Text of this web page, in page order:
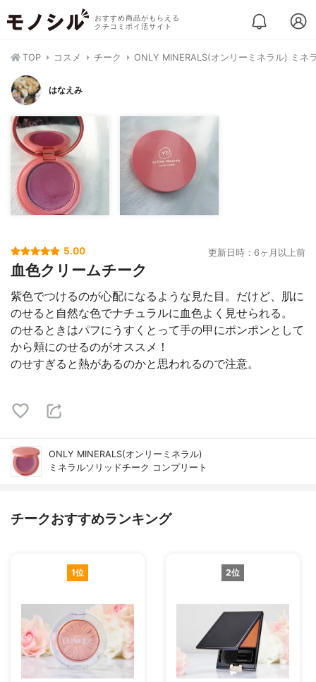
おすすめ商品がもらえる
クチコミポイ活サイト
TOP コスメ チーク ONLY MINERALS(オンリーミネラル) ミネ
はなえみ
5.00 更新日時：6ヶ月以上前
血色クリームチーク
紫色でつけるのが心配になるような見た目。だけど、肌に
のせると自然な色でナチュラルに血色よく見せられる。
のせるときはパフにうすくとって手の甲にポンポンとして
から頬にのせるのがオススメ！
のせすぎると熱があるのかと思われるので注意。
ONLY MINERALS(オンリーミネラル)
ミネラルソリッドチーク コンプリート
チークおすすめランキング
1位 2位